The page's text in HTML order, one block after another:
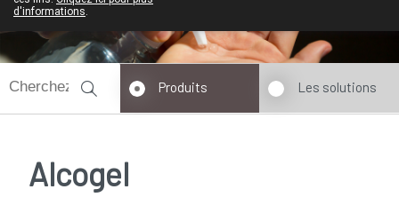
Produits Les solutions
Alcogel
d'informations.